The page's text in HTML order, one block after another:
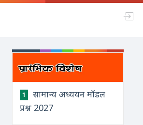
1
सामान्य अध्ययन मॉडल
प्रश्न 2027